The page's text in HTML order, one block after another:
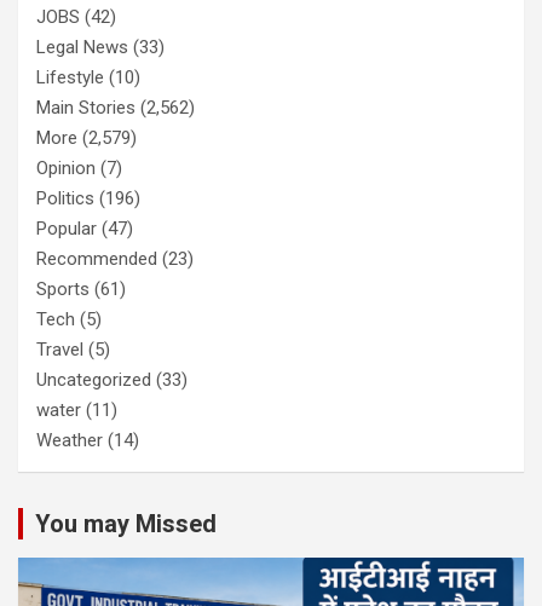
JOBS (42)
Legal News (33)
Lifestyle (10)
Main Stories (2,562)
More (2,579)
Opinion (7)
Politics (196)
Popular (47)
Recommended (23)
Sports (61)
Tech (5)
Travel (5)
Uncategorized (33)
water (11)
Weather (14)
You may Missed